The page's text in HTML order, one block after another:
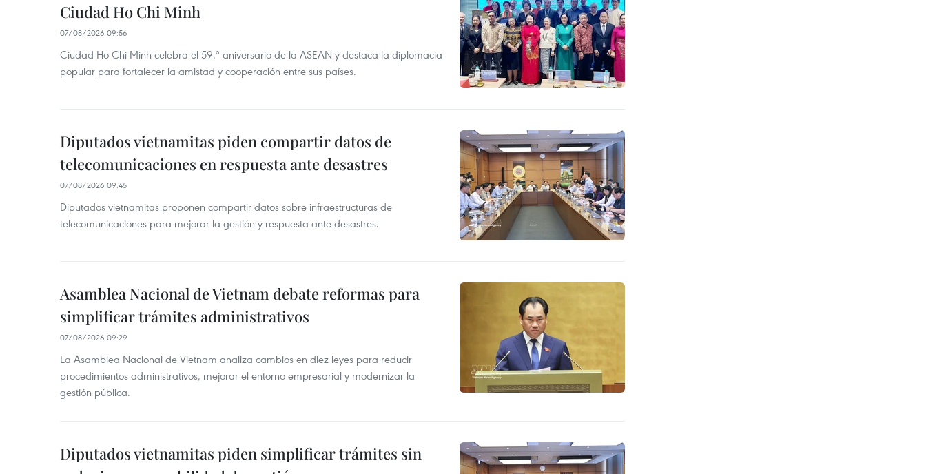
Ciudad Ho Chi Minh
07/08/2026 09:56
Ciudad Ho Chi Minh celebra el 59.º aniversario de la ASEAN y destaca la diplomacia
popular para fortalecer la amistad y cooperación entre sus países.
Diputados vietnamitas piden compartir datos de
telecomunicaciones en respuesta ante desastres
07/08/2026 09:45
Diputados vietnamitas proponen compartir datos sobre infraestructuras de
telecomunicaciones para mejorar la gestión y respuesta ante desastres.
Asamblea Nacional de Vietnam debate reformas para
simplificar trámites administrativos
07/08/2026 09:29
La Asamblea Nacional de Vietnam analiza cambios en diez leyes para reducir
procedimientos administrativos, mejorar el entorno empresarial y modernizar la
gestión pública.
Diputados vietnamitas piden simplificar trámites sin